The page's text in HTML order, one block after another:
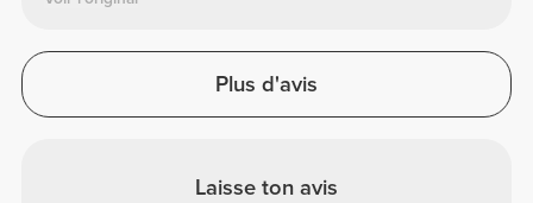
Plus d'avis
Laisse ton avis